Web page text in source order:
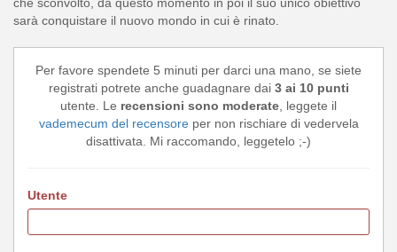
che sconvolto, da questo momento in poi il suo unico obiettivo
sarà conquistare il nuovo mondo in cui è rinato.
Per favore spendete 5 minuti per darci una mano, se siete
registrati potrete anche guadagnare dai 3 ai 10 punti
utente. Le recensioni sono moderate, leggete il
vademecum del recensoreper non rischiare di vedervela
disattivata. Mi raccomando, leggetelo ;-)
Utente